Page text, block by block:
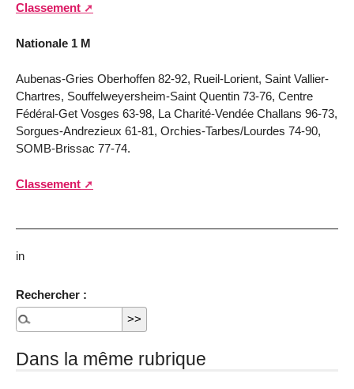
Classement
Nationale 1 M
Aubenas-Gries Oberhoffen 82-92, Rueil-Lorient, Saint Vallier-
Chartres, Souffelweyersheim-Saint Quentin 73-76, Centre
Fédéral-Get Vosges 63-98, La Charité-Vendée Challans 96-73,
Sorgues-Andrezieux 61-81, Orchies-Tarbes/Lourdes 74-90,
SOMB-Brissac 77-74.
Classement
in
Rechercher :
Dans la même rubrique